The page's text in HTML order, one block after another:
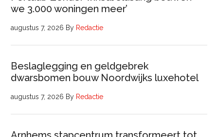
we 3.000 woningen meer’
augustus 7, 2026 By Redactie
Beslaglegging en geldgebrek
dwarsbomen bouw Noordwijks luxehotel
augustus 7, 2026 By Redactie